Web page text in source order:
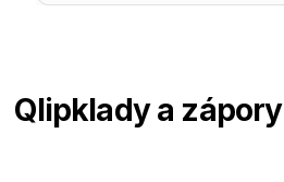
Qlipklady a zápory